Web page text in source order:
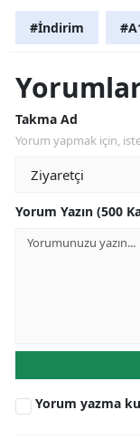
#İndirim
Takma Ad
Yorum yapmak için,
Yorum Yazın (500
Yorum yazma